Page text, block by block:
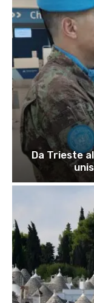
Da Trieste